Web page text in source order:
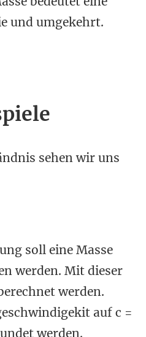
und umgekehrt.
sehen wir uns
soll eine Masse
werden. Mit dieser
werden.
auf c =
werden.